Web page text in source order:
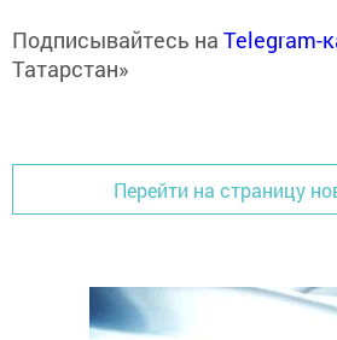
Подписывайтесь на Telegram-
Татарстан»
Перейти на страницу